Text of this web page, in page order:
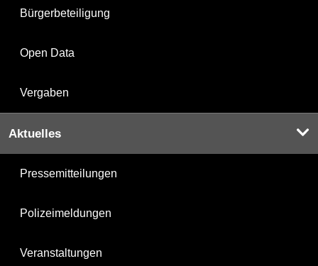
Bürgerbeteiligung
Open Data
Vergaben
Aktuelles
Pressemitteilungen
Polizeimeldungen
Veranstaltungen